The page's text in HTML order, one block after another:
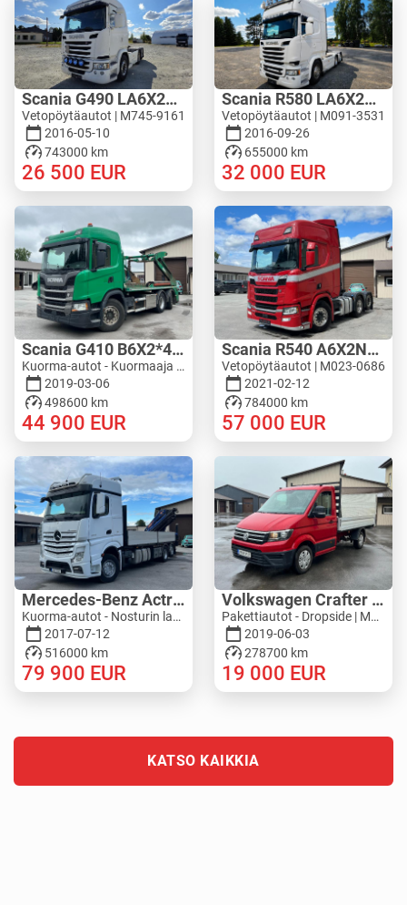
Scania G490 LA6X2MNB
Vetopöytäautot | M745-9161
2016-05-10
743000 km
26 500 EUR
Scania R580 LA6X2HNB
Vetopöytäautot | M091-3531
2016-09-26
655000 km
32 000 EUR
Scania G410 B6X2*4NA
Kuorma-autot - Kuormaaja | M603-4333
2019-03-06
498600 km
44 900 EUR
Scania R540 A6X2NB - WF HYDRAULIC
Vetopöytäautot | M023-0686
2021-02-12
784000 km
57 000 EUR
Mercedes-Benz Actros 2545L 6X2 - PM 36528 S
Kuorma-autot - Nosturin lava | M276-5277
2017-07-12
516000 km
79 900 EUR
Volkswagen Crafter 4MOTION - ZEPRO
Pakettiautot - Dropside | M543-4792
2019-06-03
278700 km
19 000 EUR
KATSO KAIKKIA